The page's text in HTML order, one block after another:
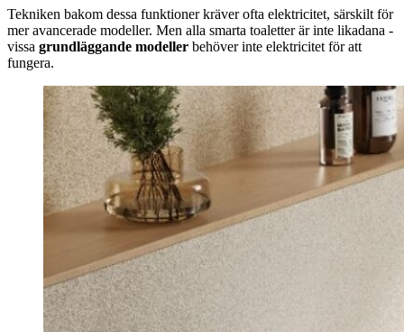
Tekniken bakom dessa funktioner kräver ofta elektricitet, särskilt för
mer avancerade modeller. Men alla smarta toaletter är inte likadana -
vissa grundläggande modeller behöver inte elektricitet för att
fungera.